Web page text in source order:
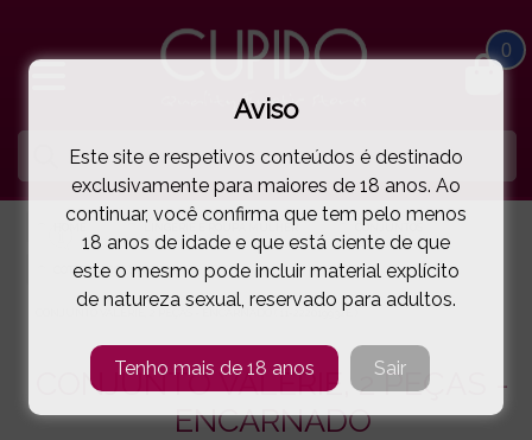
0
LINGERIE E ROUPA MULHER CONJUNTOS
COTTELLI COLLECTION
( 11-222019932E )
CONJUNTO VALERIE, 2 PEÇAS -
ENCARNADO
Aviso
Este site e respetivos conteúdos é destinado
exclusivamente para maiores de 18 anos. Ao
continuar, você confirma que tem pelo menos
18 anos de idade e que está ciente de que
este o mesmo pode incluir material explícito
de natureza sexual, reservado para adultos.
Tenho mais de 18 anos Sair